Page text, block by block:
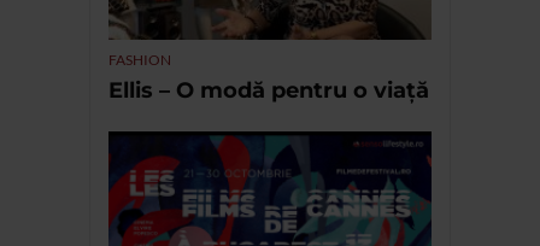
FASHION
Ellis – O modă pentru o viață